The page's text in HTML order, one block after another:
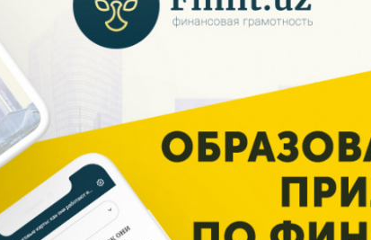
Исламское
финансирование